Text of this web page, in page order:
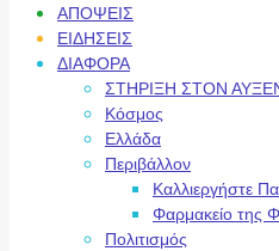
ΑΠΟΨΕΙΣ
ΕΙΔΗΣΕΙΣ
ΔΙΑΦΟΡΑ
ΣΤΗΡΙΞΗ ΣΤΟΝ
Κόσμος
Ελλάδα
Περιβάλλον
Καλλιεργήστε
Φαρμακείο της
Πολιτισμός